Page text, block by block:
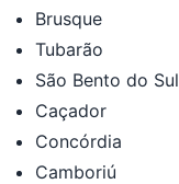
Brusque
Tubarão
São Bento do Sul
Caçador
Concórdia
Camboriú